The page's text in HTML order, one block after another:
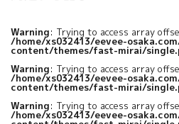
Warning: Trying to access array
/home/xs032413/eevee-
content/themes/fast-mirai/
Warning: Trying to access array
/home/xs032413/eevee-
content/themes/fast-mirai/
Warning: Trying to access array
/home/xs032413/eevee-